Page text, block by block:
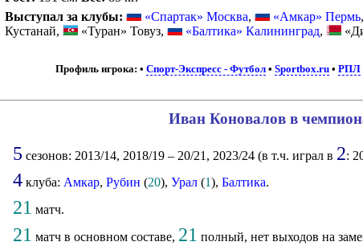
Выступал за клубы:
«Спартак» Москва, «Амкар» Пермь
Кустанай,
«Туран» Товуз, «Балтика» Калининград,
Профиль игрока: •Спорт-Экспресс - Футбол •Sportbox.ru •РПЛ
Иван Коновалов в
5 сезонов: 2013/14, 2018/19 – 20/21, 2023/24 (в т.ч. играл в 2:
4клуба: Амкар, Рубин (20), Урал(1), Балтика.
21 матч.
21 матч в основном составе, 21 полный, нет выходов на